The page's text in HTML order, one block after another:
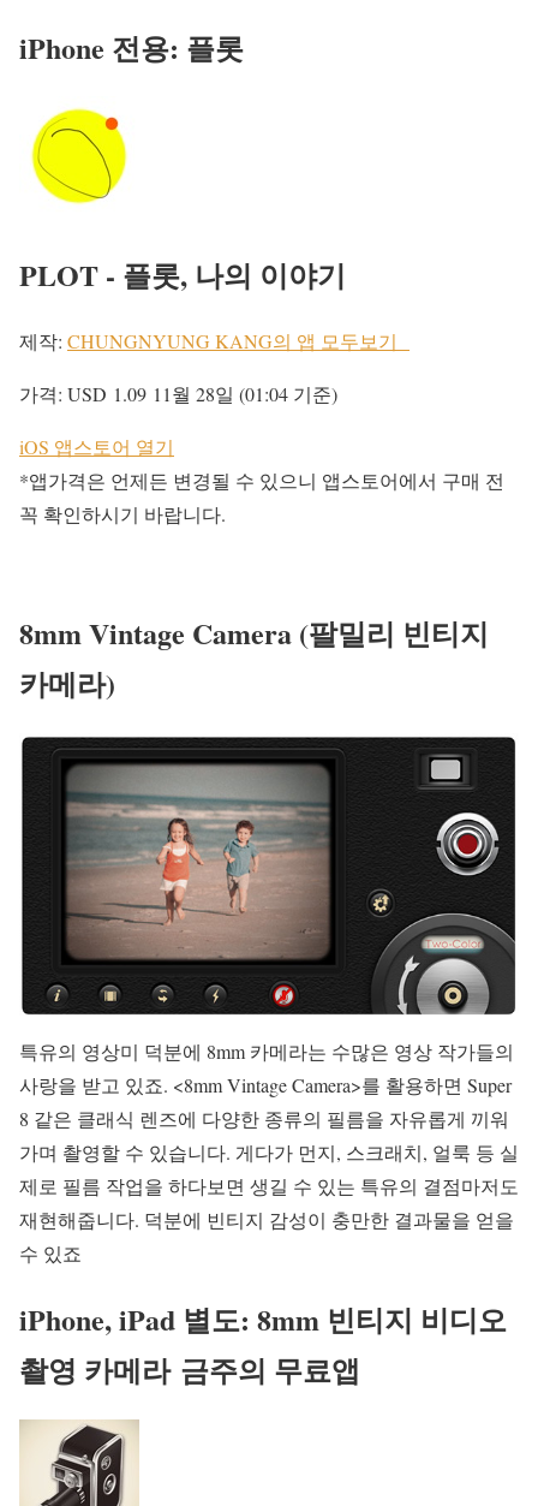
iPhone 전용: 플롯
PLOT - 플롯, 나의 이야기
제작: CHUNGNYUNG KANG의 앱 모두보기
가격: USD 1.09 11월 28일 (01:04 기준)
iOS 앱스토어 열기
*앱가격은 언제든 변경될 수 있으니 앱스토어에서 구매 전
꼭 확인하시기 바랍니다.
8mm Vintage Camera (팔밀리 빈티지
카메라)
특유의 영상미 덕분에 8mm 카메라는 수많은 영상 작가들의
사랑을 받고 있죠. <8mm Vintage Camera>를 활용하면 Super
8 같은 클래식 렌즈에 다양한 종류의 필름을 자유롭게 끼워
가며 촬영할 수 있습니다. 게다가 먼지, 스크래치, 얼룩 등 실
제로 필름 작업을 하다보면 생길 수 있는 특유의 결점마저도
재현해줍니다. 덕분에 빈티지 감성이 충만한 결과물을 얻을
수 있죠
iPhone, iPad 별도: 8mm 빈티지 비디오
촬영 카메라 금주의 무료앱